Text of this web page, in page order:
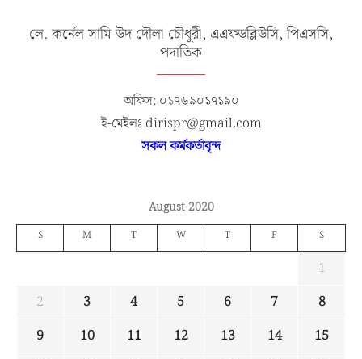
লে. কর্নেল সামি উদ দৌলা চৌধুরী, এএফডব্লিউসি, পিএসসি,
পদাতিক
অফিস: ০১৭৬৯০১৭১৯০
ই-মেইলঃ dirispr@gmail.com
সকল কর্মকর্তাবৃন্দ
August 2020
S M T W T F S
1
2
3 4 5 6 7
8
9
10 11 12 13 14
15